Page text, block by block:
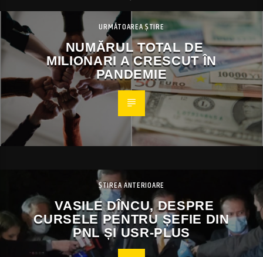
URMĂTOAREA ȘTIRE
NUMĂRUL TOTAL DE
MILIONARI A CRESCUT ÎN
PANDEMIE
ȘTIREA ANTERIOARE
VASILE DÎNCU, DESPRE
CURSELE PENTRU ȘEFIE DIN
PNL ȘI USR-PLUS